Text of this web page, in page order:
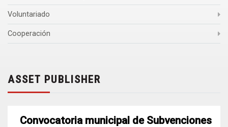
Voluntariado
Cooperación
ASSET PUBLISHER
Convocatoria municipal de Subvenciones